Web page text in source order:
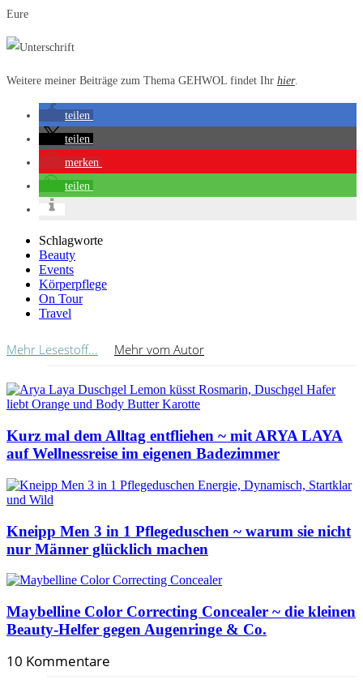
Eure
Weitere meiner Beiträge zum Thema GEHWOL findet Ihr hier.
teilen
teilen
merken
teilen
Schlagworte
Beauty
Events
Körperpflege
On Tour
Travel
Mehr Lesestoff... Mehr vom Autor
Kurz mal dem Alltag entfliehen ~ mit ARYA LAYA
auf Wellnessreise im eigenen Badezimmer
Kneipp Men 3 in 1 Pflegeduschen ~ warum sie nicht
nur Männer glücklich machen
Maybelline Color Correcting Concealer ~ die kleinen
Beauty-Helfer gegen Augenringe & Co.
10 Kommentare